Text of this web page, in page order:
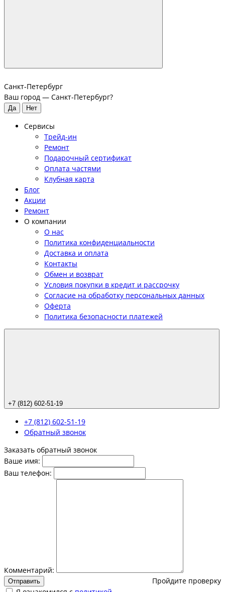
Санкт-Петербург
Ваш город — Санкт-Петербург?
Сервисы
Трейд-ин
Ремонт
Подарочный сертификат
Оплата частями
Клубная карта
Блог
Акции
Ремонт
О компании
О нас
Политика конфиденциальности
Доставка и оплата
Контакты
Обмен и возврат
Условия покупки в кредит и рассрочку
Согласие на обработку персональных данных
Оферта
Политика безопасности платежей
+7 (812) 602-51-19
+7 (812) 602-51-19
Обратный звонок
Заказать обратный звонок
Ваше имя:
Ваш телефон:
Комментарий:
Пройдите проверку
Отправить